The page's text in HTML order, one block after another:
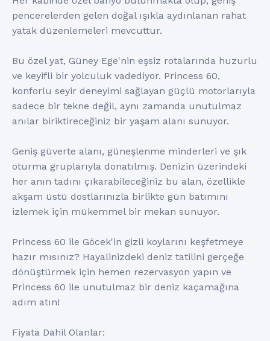
pencerelerden gelen doğal ışıkla aydınlanan rahat
yatak düzenlemeleri mevcuttur.
Bu özel yat, Güney Ege'nin eşsiz rotalarında huzurlu
ve keyifli bir yolculuk vadediyor. Princess 60,
konforlu seyir deneyimi sağlayan güçlü motorlarıyla
sadece bir tekne değil, aynı zamanda unutulmaz
anılar biriktireceğiniz bir yaşam alanı sunuyor.
Geniş güverte alanı, güneşlenme minderleri ve şık
oturma gruplarıyla donatılmış. Denizin üzerindeki
her anın tadını çıkarabileceğiniz bu alan, özellikle
akşam üstü dostlarınızla birlikte gün batımını
izlemek için mükemmel bir mekan sunuyor.
Princess 60 ile Göcek'in gizli koylarını keşfetmeye
hazır mısınız? Hayalinizdeki deniz tatilini gerçeğe
dönüştürmek için hemen rezervasyon yapın ve
Princess 60 ile unutulmaz bir deniz kaçamağına
adım atın!
Fiyata Dahil Olanlar: